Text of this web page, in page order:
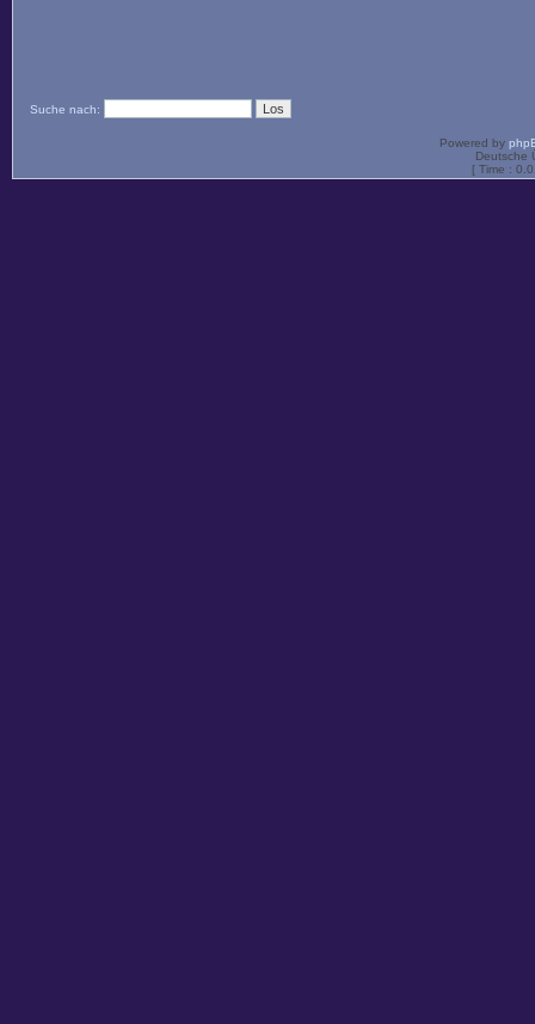
Suche nach:
Powered by
Deutsche
[ Time :